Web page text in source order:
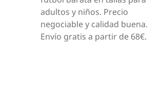
adultos y niños. Precio
negociable y calidad buena.
Envío gratis a partir de 68€.